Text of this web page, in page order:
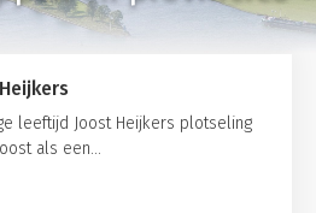
leeftijd Joost Heijkers plotseling
als een...